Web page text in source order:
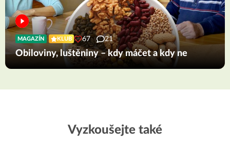
MAGAZÍN KLUB 67 21
Obiloviny, luštěniny – kdy máčet a kdy ne
Vyzkoušejte také